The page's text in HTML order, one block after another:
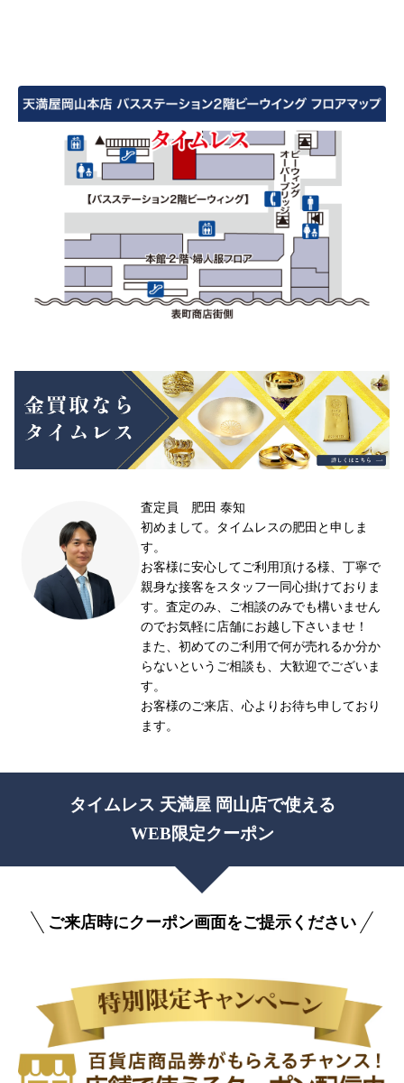
査定員 肥田 泰知
初めまして。タイムレスの肥田と申しま
す。
お客様に安心してご利用頂ける様、丁寧で
親身な接客をスタッフ一同心掛けておりま
す。査定のみ、ご相談のみでも構いません
のでお気軽に店舗にお越し下さいませ！
また、初めてのご利用で何が売れるか分か
らないというご相談も、大歓迎でございま
す。
お客様のご来店、心よりお待ち申しており
ます。
タイムレス 天満屋 岡山店で使える
WEB限定クーポン
ご来店時にクーポン画面をご提示ください